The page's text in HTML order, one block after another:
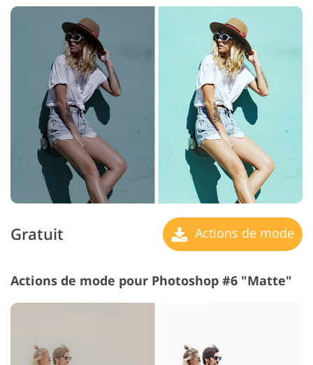
Gratuit Actions de mode
Actions de mode pour Photoshop #6 "Matte"